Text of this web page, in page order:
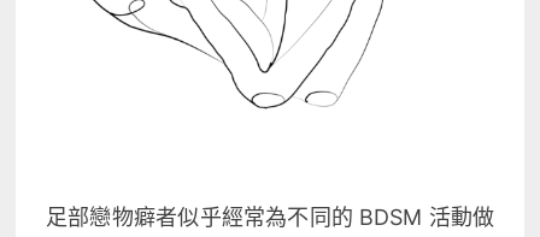
足部戀物癖者似乎經常為不同的 BDSM 活動做